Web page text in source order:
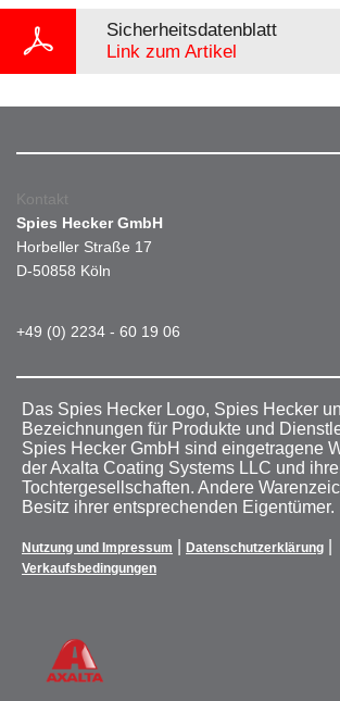
Sicherheitsdatenblatt
Link zum Artikel
Kontakt
Spies Hecker GmbH
Horbeller Straße 17
D-50858 Köln
+49 (0) 2234 - 60 19 06
Das Spies Hecker Logo, Spies Hecker
Bezeichnungen für Produkte und
Spies Hecker GmbH sind eingetragene
der Axalta Coating Systems LLC und
Tochtergesellschaften. Andere
Besitz ihrer entsprechenden Eigentümer.
Nutzung und Impressum Datenschutzerklärung
Verkaufsbedingungen